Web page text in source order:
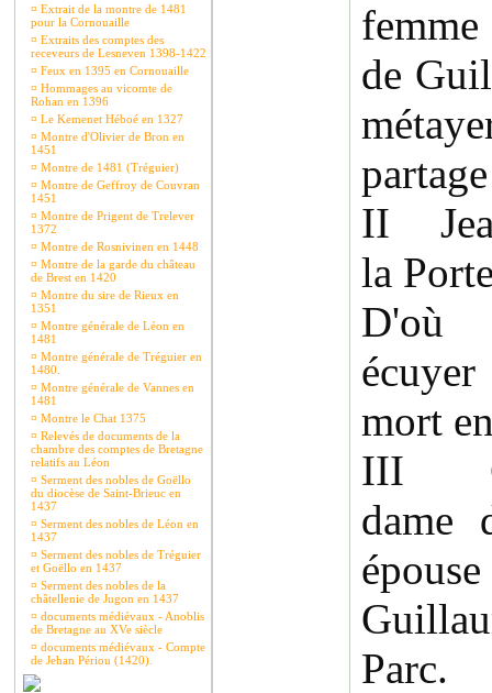
¤ Extrait de la montre de 1481
pour la Cornouaille
¤ Extraits des comptes des
receveurs de Lesneven 1398-1422
¤ Feux en 1395 en Cornouaille
¤ Hommages au vicomte de
Rohan en 1396
¤ Le Kemenet Héboé en 1327
¤ Montre d'Olivier de Bron en
1451
¤ Montre de 1481 (Tréguier)
¤ Montre de Geffroy de Couvran
1451
¤ Montre de Prigent de Trelever
1372
¤ Montre de Rosnivinen en 1448
¤ Montre de la garde du château
de Brest en 1420
¤ Montre du sire de Rieux en
1351
¤ Montre générale de Léon en
1481
¤ Montre générale de Tréguier en
1480.
¤ Montre générale de Vannes en
1481
¤ Montre le Chat 1375
¤ Relevés de documents de la
chambre des comptes de Bretagne
relatifs au Léon
¤ Serment des nobles de Goëllo
du diocèse de Saint-Brieuc en
1437
¤ Serment des nobles de Léon en
1437
¤ Serment des nobles de Tréguier
et Goëllo en 1437
¤ Serment des nobles de la
châtellenie de Jugon en 1437
¤ documents médiévaux - Anoblis
de Bretagne au XVe siècle
¤ documents médiévaux - Compte
de Jehan Périou (1420).
de
II
la
D'où
mort
III
dame